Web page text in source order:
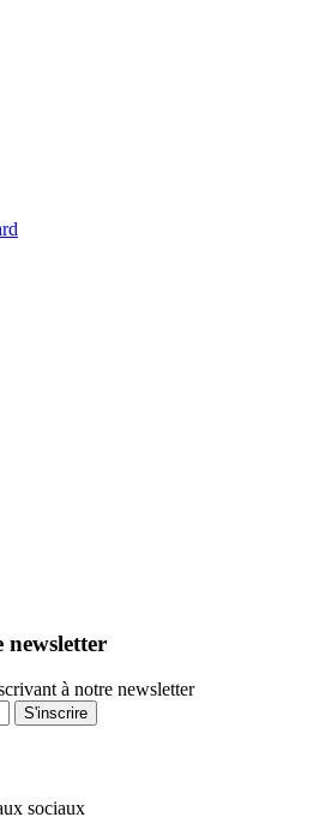
newsletter
à notre newsletter
S'inscrire
sociaux